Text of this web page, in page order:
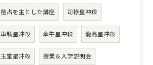
陰占を主とした講座 司禄星冲殺
車騎星冲殺 牽牛星冲殺 龍高星冲殺
玉堂星冲殺 授業＆入学説明会